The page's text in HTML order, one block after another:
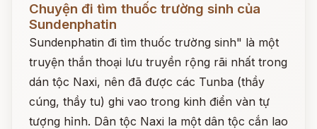
Chuyện đi tìm thuốc trường sinh của
Sundenphatin
Sundenphatin đi tìm thuốc trường sinh" là một
truyện thắn thoại lưu truyền rộng rãi nhất trong
dán tộc Naxi, nên đã được các Tunba (thầy
cúng, thầy tu) ghi vao trong kinh điển vàn tự
tượng hỉnh. Dân tộc Naxi la một dân tộc cắn lao